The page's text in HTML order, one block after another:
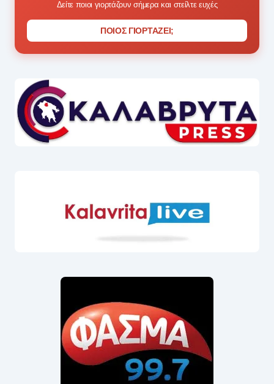
Δείτε ποιοι γιορτάζουν σήμερα και στείλτε ευχές
ΠΟΙΟΣ ΓΙΟΡΤΑΖΕΙ;